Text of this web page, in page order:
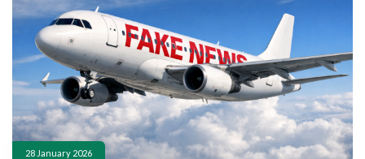
28 January 2026